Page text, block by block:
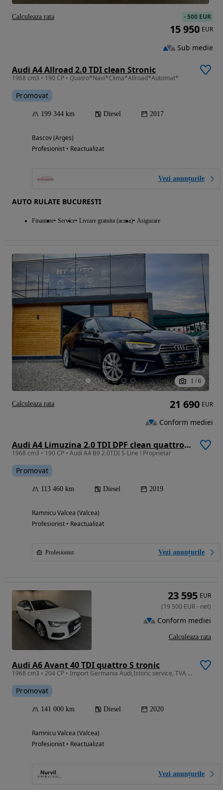
Audi A4 Allroad 2.0 TDI clean Stronic
1968 cm3 • 190 CP • Quatro*Navi*Clima*Allroad*Automat*
Promovat
199 344 km Diesel 2017
Bascov (Arges)
Profesionist • Reactualizat
Vezi anunțurile
AUTO RULATE BUCURESTI
Finantare Service Livrare gratuita (acasa) Asigurare
-500 EUR
15 950 EUR
Sub medie
Calculeaza rata
1 / 6
Audi A4 Limuzina 2.0 TDI DPF clean quattro S tronic S line Sportpaket
1968 cm3 • 190 CP • Audi A4 B9 2.0TDI S-Line ! Proprietar
Promovat
113 460 km Diesel 2019
Ramnicu Valcea (Valcea)
Profesionist • Reactualizat
Profesionist Vezi anunțurile
21 690 EUR
Conform mediei
Calculeaza rata
Audi A6 Avant 40 TDI quattro S tronic
1968 cm3 • 204 CP • Import Germania Audi,Istoric service, TVA deductibil
Promovat
141 000 km Diesel 2020
Ramnicu Valcea (Valcea)
Profesionist • Reactualizat
Vezi anunțurile
23 595 EUR
(19 500 EUR- net)
Conform mediei
Calculeaza rata